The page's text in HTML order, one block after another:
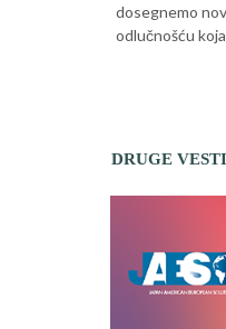
dosegnemo
odlučnošću
DRUGE VESTI